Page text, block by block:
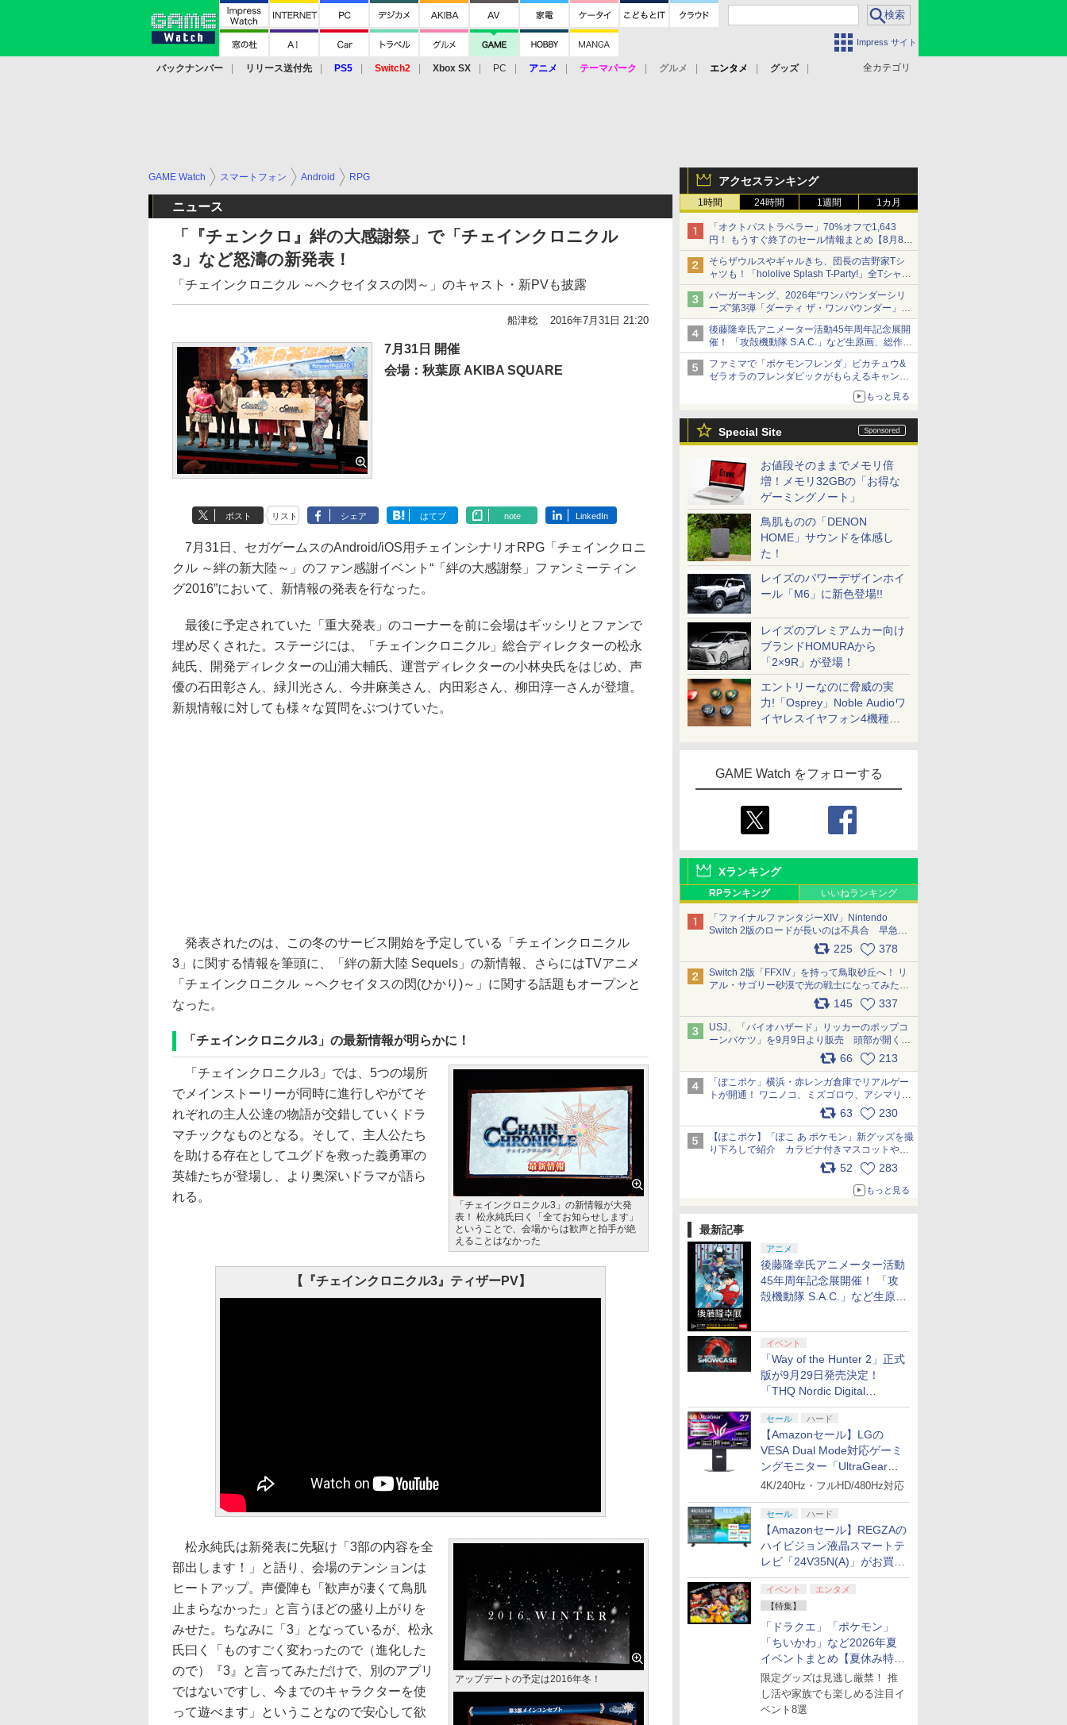
Impress サイト
全カテゴリ
バックナンバー リリース送付先 PS5 Switch2 Xbox SX PC アニメ テーマパーク グルメ エンタメ
グッズ
アクセスランキング
1時間 24時間 1週間 1カ月
「オクトパストラベラー」70%オフで1,643
円！ もうすぐ終了のセール情報まとめ【8月8日
更新】
ニンテンドーeショップでは「大神 絶景版」が
67%オフで990円
そらザウルスやギャルきち、団長の吉野家Tシ
ャツも！「hololive Splash T-Party!」全Tシャツ
ラインナップ公開＆オンライン販売開始
バーガーキング、2026年“ワンパウンダーシリ
ーズ”第3弾「ダーティ ザ・ワンパウンダー」を
8月7日発売
「特製ガーリックマヨソース」を使用した超大
型チーズバーガー
後藤隆幸氏アニメーター活動45年周年記念展開
催！ 「攻殻機動隊 S.A.C.」など生原画、総作画
監督修正が展示
ファミマで「ポケモンフレンダ」ピカチュウ&
ゼラオラのフレンダピックがもらえるキャンペ
もっと見る
Special Site
お値段そのままでメモリ倍
増！メモリ32GBの「お得な
ゲーミングノート」
鳥肌ものの「DENON
HOME」サウンドを体感し
た！
レイズのパワーデザインホイ
ール「M6」に新色登場!!
レイズのプレミアムカー向け
ブランドHOMURAから
「2×9R」が登場！
エントリーなのに脅威の実
力!「Osprey」Noble Audioワ
イヤレスイヤフォン4機種を
GAME Watch をフォローする
Xランキング
RPランキング いいねランキング
「ファイナルファンタジーXIV」Nintendo
Switch 2版のロードが長いのは不具合 早急に
アップデートできるよう対応中225 378
Switch 2版「FFXIV」を持って鳥取砂丘へ！ リ
アル・サゴリー砂漠で光の戦士になってみた
145 337
USJ、「バイオハザード」リッカーのポップコ
ーンバケツ」を9月9日より販売 頭部が開く仕
組み。味は恐怖を堪のう「味噌フレーバー」
66 213
「ぽこポケ」横浜・赤レンガ倉庫でリアルゲー
トが開通！ ワニノコ、ミズゴロウ、アシマリ登
場シーンをレポート pic.x.com/LDgEByVl6D
63 230
【ぽこポケ】「ぽこ あ ポケモン」新グッズを撮
り下ろしで紹介 カラビナ付きマスコットやス
52 283
もっと見る
最新記事
アニメ
後藤隆幸氏アニメーター活動
45年周年記念展開催！ 「攻
殻機動隊 S.A.C.」など生原
イベント
「Way of the Hunter 2」正式
版が9月29日発売決定！
「THQ Nordic Digital
Showcase 2026」まとめ
セール ハード
【Amazonセール】LGの
VESA Dual Mode対応ゲーミ
ングモニター「UltraGear
27G850A-B」がお買い得！
4K/240Hz・フルHD/480Hz対応
セール ハード
【Amazonセール】REGZAの
ハイビジョン液晶スマートテ
レビ「24V35N(A)」がお買い
得！
イベント
エンタメ
【特集】
「ドラクエ」「ポケモン」
「ちいかわ」など2026年夏
イベントまとめ【夏休み特
集】
限定グッズは見逃し厳禁！ 推
し活や家族でも楽しめる注目イ
ベント8選
GAME Watch スマートフォン Android RPG
ニュース
「『チェンクロ』絆の大感謝祭」で「チェインクロニクル
3」など怒濤の新発表！
「チェインクロニクル ～ヘクセイタスの閃～」のキャスト・新PVも披露
船津稔 2016年7月31日 21:20
7月31日 開催
会場：秋葉原 AKIBA SQUARE
ポスト リスト シェア はてブ note LinkedIn
7月31日、セガゲームスのAndroid/iOS用チェインシナリオRPG「チェインクロニ
クル ～絆の新大陸～」のファン感謝イベント“「絆の大感謝祭」ファンミーティン
グ2016”において、新情報の発表を行なった。
最後に予定されていた「重大発表」のコーナーを前に会場はギッシリとファンで
埋め尽くされた。ステージには、「チェインクロニクル」総合ディレクターの松永
純氏、開発ディレクターの山浦大輔氏、運営ディレクターの小林央氏をはじめ、声
優の石田彰さん、緑川光さん、今井麻美さん、内田彩さん、柳田淳一さんが登壇。
新規情報に対しても様々な質問をぶつけていた。
発表されたのは、この冬のサービス開始を予定している「チェインクロニクル
3」に関する情報を筆頭に、「絆の新大陸 Sequels」の新情報、さらにはTVアニメ
「チェインクロニクル ～ヘクセイタスの閃(ひかり)～」に関する話題もオープンと
なった。
「チェインクロニクル3」の最新情報が明らかに！
「チェインクロニクル3」の新情報が大発
表！ 松永純氏曰く「全てお知らせします」
ということで、会場からは歓声と拍手が絶
えることはなかった
「チェインクロニクル3」では、5つの場所
でメインストーリーが同時に進行しやがてそ
れぞれの主人公達の物語が交錯していくドラ
マチックなものとなる。そして、主人公たち
を助ける存在としてユグドを救った義勇軍の
英雄たちが登場し、より奥深いドラマが語ら
れる。
【『チェインクロニクル3』ティザーPV】
アップデートの予定は2016年冬！
松永純氏は新発表に先駆け「3部の内容を全
部出します！」と語り、会場のテンションは
ヒートアップ。声優陣も「歓声が凄くて鳥肌
止まらなかった」と言うほどの盛り上がりを
みせた。ちなみに「3」となっているが、松永
氏曰く「ものすごく変わったので（進化した
ので）『3』と言ってみただけで、別のアプリ
ではないですし、今までのキャラクターを使
って遊べます」ということなので安心して欲